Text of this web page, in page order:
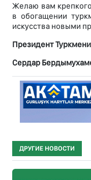
Желаю вам
в обогащении
искусства новыми
Президент
Сердар
ДРУГИЕ НОВОСТИ